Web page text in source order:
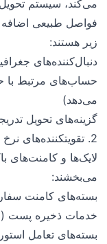
فواصل طبیعی اضافه
زیر هستند:
دنبال‌کننده‌های
حساب‌های مرتبط با
می‌دهد)
گزینه‌های تحویل تدریجی (50-200 در روز برای
2. تقویتکننده‌های نرخ تعامل
می‌بخشند:
بسته‌های کامنت
خدمات ذخیره پست
بسته‌های تعامل